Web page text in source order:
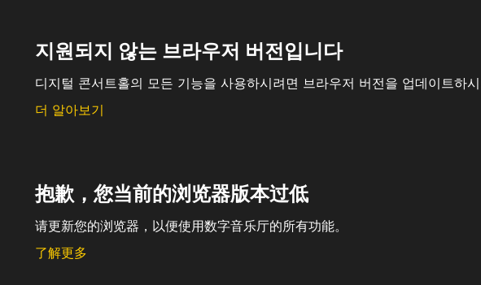
지원되지 않는 브라우저 버전입니다
디지털 콘서트홀의 모든 기능을 사용하시려면 브라우저 버전을 업데이트하
더 알아보기
抱歉，您当前的浏览器版本过低
请更新您的浏览器，以便使用数字音乐厅的所有功能。
了解更多